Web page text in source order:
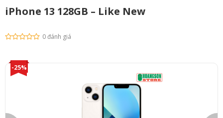
iPhone 13 128GB – Like New
0 đánh giá
-25%